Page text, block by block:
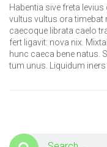
Habentia sive freta
vultus vultus ora timebat
caecoque librata caelo
fert ligavit: nova nix.
hunc caeca bene natus.
tum unus. Liquidum iners